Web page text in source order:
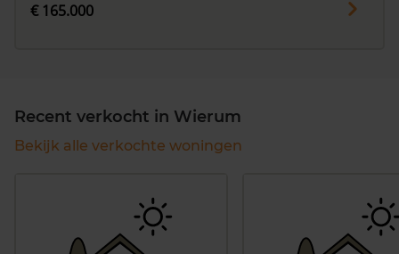
€ 165.000
Recent verkocht in Wierum
Bekijk alle verkochte woningen